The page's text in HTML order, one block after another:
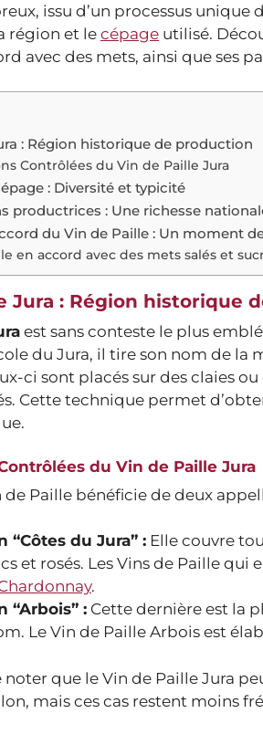
issu d’un processus
région et le cépage utilisé.
avec des mets, ainsi que ses
: Région historique de production
Contrôlées du Vin de Paille Jura
: Diversité et typicité
productrices : Une richesse
du Vin de Paille : Un moment
en accord avec des mets salés et
Jura : Région historique
est sans conteste le plus
du Jura, il tire son nom de la
ci sont placés sur des claies
Cette technique permet
du Vin de Paille Jura
de Paille bénéficie de deux
“Côtes du Jura” : Elle couvre
et rosés. Les Vins de Paille
.
“Arbois” : Cette dernière est la
Le Vin de Paille Arbois est
que le Vin de Paille Jura
mais ces cas restent moins